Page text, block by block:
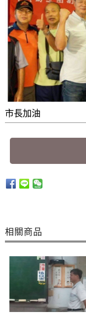
市長加油
相關商品